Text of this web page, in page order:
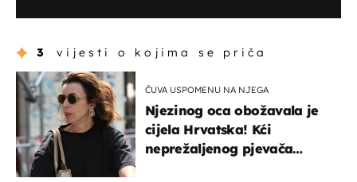
3 vijesti o kojima se priča
ČUVA USPOMENU NA NJEGA
Njezinog oca obožavala je
cijela Hrvatska! Kći
neprežaljenog pjevača